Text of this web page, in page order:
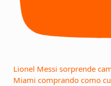
Lionel Messi sorprende
Miami comprando como